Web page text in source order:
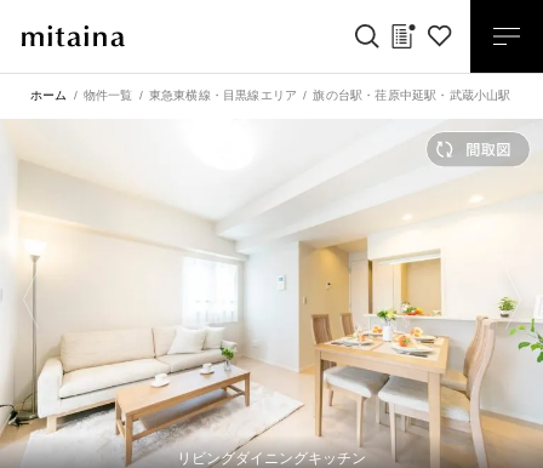
ホーム 物件一覧 東急東横線・目黒線エリア 旗の台駅 ・荏原中延駅 ・ 武蔵小山駅
リビングダイニングキッチン